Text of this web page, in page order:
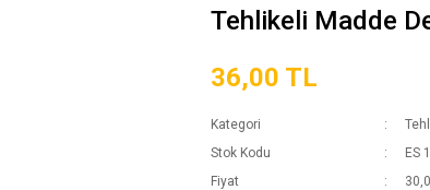
Tehlikeli Madde
36,00 TL
Kategori
Stok Kodu
ES
Fiyat